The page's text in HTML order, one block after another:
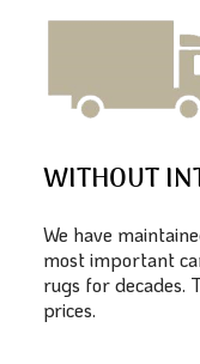
WITHOUT
We have
most important
rugs for decades.
prices.